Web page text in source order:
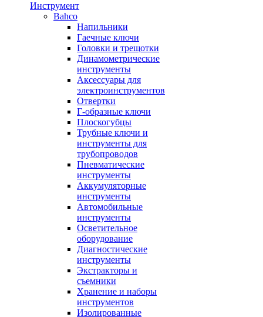
Инструмент
Bahco
Напильники
Гаечные ключи
Головки и трещотки
Динамометрические
инструменты
Аксессуары для
электроинструментов
Отвертки
Г-образные ключи
Плоскогубцы
Трубные ключи и
инструменты для
трубопроводов
Пневматические
инструменты
Аккумуляторные
инструменты
Автомобильные
инструменты
Осветительное
оборудование
Диагностические
инструменты
Экстракторы и
съемники
Хранение и наборы
инструментов
Изолированные